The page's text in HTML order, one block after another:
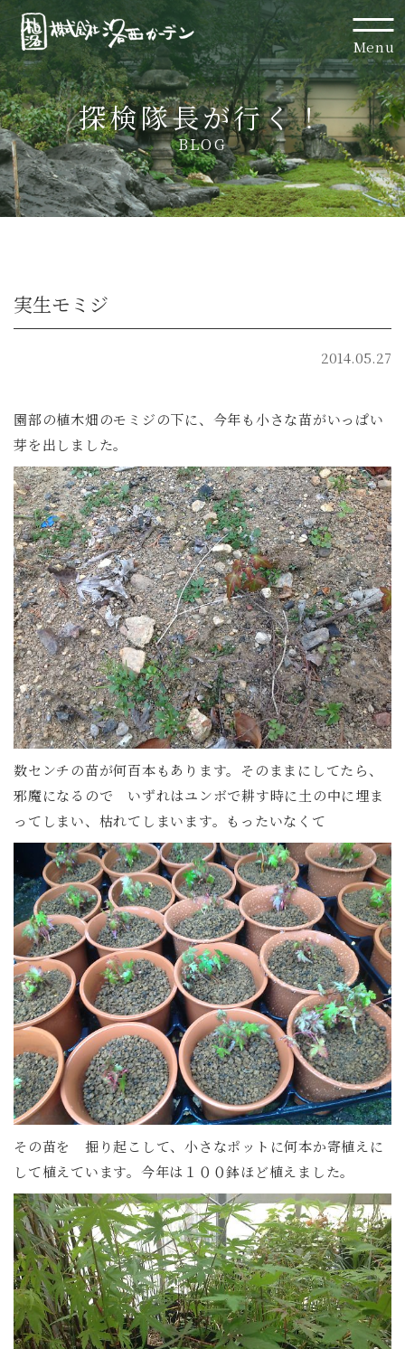
Menu
探検隊長が行く！
BLOG
実生モミジ
2014.05.27
園部の植木畑のモミジの下に、今年も小さな苗がいっぱい
芽を出しました。
数センチの苗が何百本もあります。そのままにしてたら、
邪魔になるので いずれはユンボで耕す時に土の中に埋ま
ってしまい、枯れてしまいます。もったいなくて
その苗を 掘り起こして、小さなポットに何本か寄植えに
して植えています。今年は１００鉢ほど植えました。